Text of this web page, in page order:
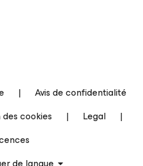
|
Avis de confidentialité
des cookies | Legal
|